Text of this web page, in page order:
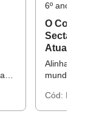
6º ano •
O
Alinhado
mundo
Cód: